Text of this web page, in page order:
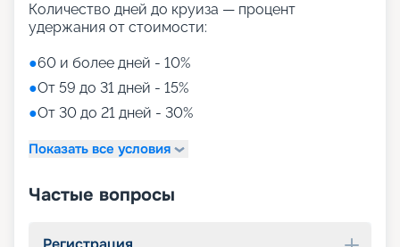
Количество дней до круиза — процент
удержания от стоимости:
●60 и более дней - 10%
●От 59 до 31 дней - 15%
●От 30 до 21 дней - 30%
Показать все условия
Частые вопросы